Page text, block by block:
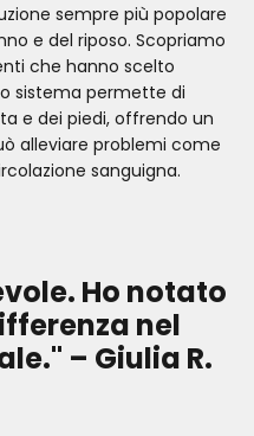
sempre più popolare
e del riposo. Scopriamo
che hanno scelto
sistema permette di
e dei piedi, offrendo un
alleviare problemi come
sanguigna.
Ho notato
nel
– Giulia R.